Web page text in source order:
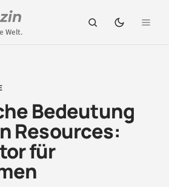
Welt.
Bedeutung
Resources:
für